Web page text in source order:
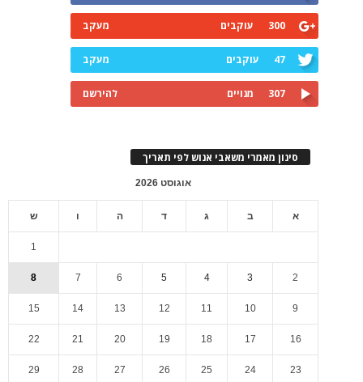
300 עוקבים מעקב
47 עוקבים מעקב
307 מנויים להירשם
סינון מאמרי משאבי אנוש לפי תאריך
אוגוסט 2026
א ב ג ד ה ו ש
1
2
3
4
5
6
7
8
9
10
11
12
13
14
15
16
17
18
19
20
21
22
23
24
25
26
27
28
29